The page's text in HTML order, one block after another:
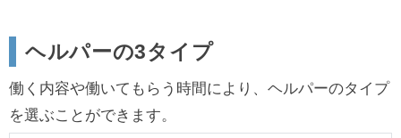
ヘルパーの3タイプ
働く内容や働いてもらう時間により、ヘルパーのタイプ
を選ぶことができます。